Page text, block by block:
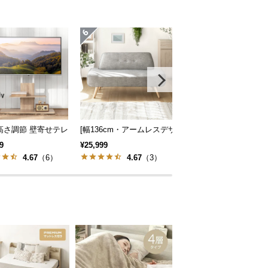
ソファ 北欧風
階高さ調節 ガス圧昇降式 ダイニング 高さ55~70cm
さ調節 壁寄せテレビスタンド キャスター付き 左右角度調節機能
4.67 （6）
[幅136cm・アームレスデザイン] 北欧風 2人掛けソフ
¥25,999
4.67 （3）